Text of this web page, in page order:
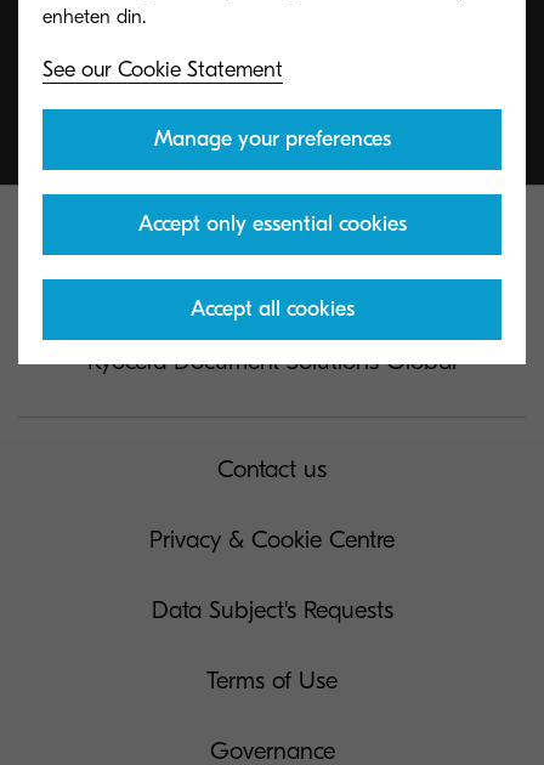
Kyocera Document Solutions Global
Contact us
Privacy & Cookie Centre
Data Subject's Requests
Terms of Use
Governance
See our Cookie Statement
Manage your preferences
Accept only essential cookies
Accept all cookies